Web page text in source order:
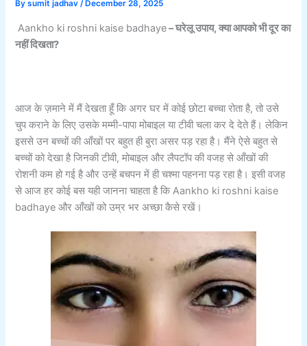
Bysumit jadhav/ December 28, 2025
Aankho ki roshni kaise badhaye– घरेलू उपाय, क्या आपको भी दूर का
नहीं दिखता?
आज के ज़माने में मैं देखता हूँ कि अगर घर में कोई छोटा बच्चा रोता है, तो उसे
चुप कराने के लिए उसके मम्मी-पापा मोबाइल या टीवी चला कर दे देते हैं। लेकिन
इससे उन बच्चों की आँखों पर बहुत ही बुरा असर पड़ रहा है। मैंने ऐसे बहुत से
बच्चों को देखा है जिनकी टीवी, मोबाइल और लैपटॉप की वजह से आँखों की
रोशनी कम हो गई है और उन्हें बचपन में ही चश्मा पहनना पड़ रहा है। इसी वजह
से आज हर कोई बस यही जानना चाहता है कि Aankho ki roshni kaise
badhaye और आँखों को उम्र भर अच्छा कैसे रखें।